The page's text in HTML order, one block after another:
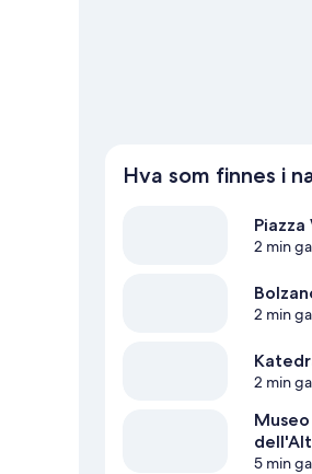
Hva som finnes i
2 min
2 min
2 min
5 min